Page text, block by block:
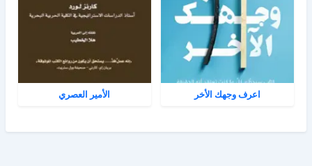
اعرف وجهك الأخر الأمير العصري